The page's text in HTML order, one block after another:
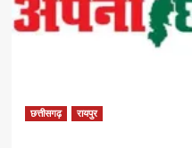
छत्तीसगढ़ रायपुर